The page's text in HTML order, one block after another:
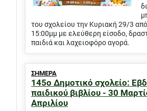
του σχολείου την Κυριακή 29/3
15:00μμ με ελεύθερη είσοδο,
παιδιά και λαχειοφόρο αγορά.
ΣΗΜΕΡΑ
145o Δημοτικό σχολείο:
παιδικού βιβλίου - 30
Απριλίου